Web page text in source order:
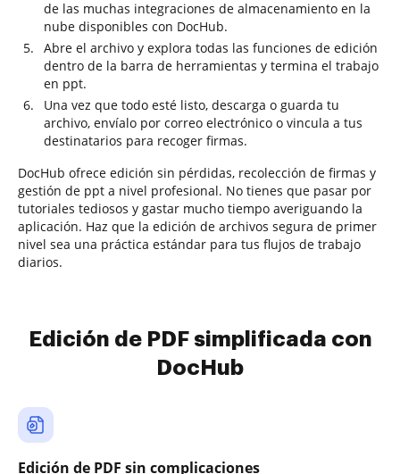
de las muchas integraciones de almacenamiento en la
nube disponibles con DocHub.
Abre el archivo y explora todas las funciones de edición
dentro de la barra de herramientas y termina el trabajo
en ppt.
Una vez que todo esté listo, descarga o guarda tu
archivo, envíalo por correo electrónico o vincula a tus
destinatarios para recoger firmas.
DocHub ofrece edición sin pérdidas, recolección de firmas y
gestión de ppt a nivel profesional. No tienes que pasar por
tutoriales tediosos y gastar mucho tiempo averiguando la
aplicación. Haz que la edición de archivos segura de primer
nivel sea una práctica estándar para tus flujos de trabajo
diarios.
Edición de PDF simplificada con
DocHub
Edición de PDF sin complicaciones